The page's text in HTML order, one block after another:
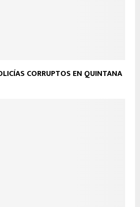
CORRUPTOS EN QUINTANA